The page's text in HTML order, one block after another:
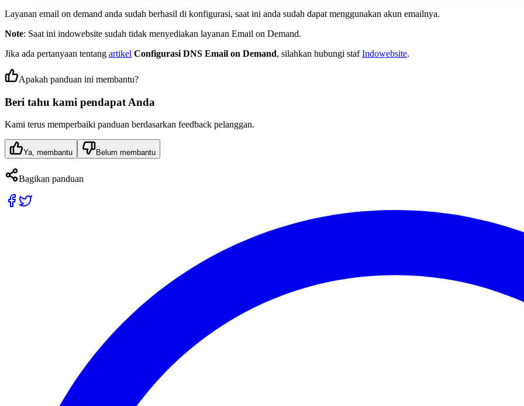
Layanan email on demand anda sudah berhasil di konfigurasi, saat ini anda sudah dapat menggunakan akun emailnya.
Note: Saat ini indowebsite sudah tidak menyediakan layanan Email on Demand.
Jika ada pertanyaan tentang artikel Configurasi DNS Email on Demand, silahkan hubungi stafIndowebsite.
Apakah panduan ini membantu?
Beri tahu kami pendapat Anda
Kami terus memperbaiki panduan berdasarkan feedback pelanggan.
Ya, membantu Belum membantu
Bagikan panduan